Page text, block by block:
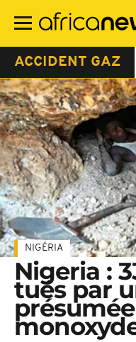
contenu
ACCIDENT GAZ
NIGÉRIA
Nigeria :
tués par